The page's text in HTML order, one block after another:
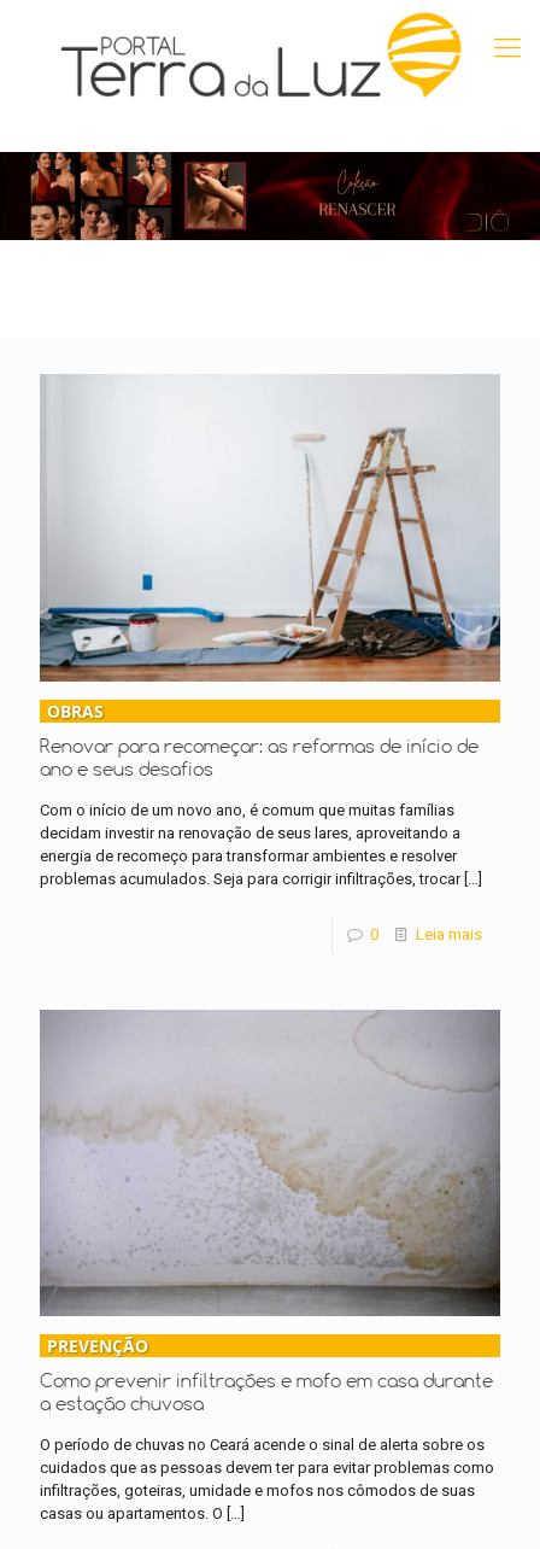
OBRAS
Renovar para recomeçar: as reformas de início de
ano e seus desafios
Com o início de um novo ano, é comum que muitas famílias
decidam investir na renovação de seus lares, aproveitando a
energia de recomeço para transformar ambientes e resolver
problemas acumulados. Seja para corrigir infiltrações, trocar[…]
0 Leia mais
PREVENÇÃO
Como prevenir infiltrações e mofo em casa durante
a estação chuvosa
O período de chuvas no Ceará acende o sinal de alerta sobre os
cuidados que as pessoas devem ter para evitar problemas como
infiltrações, goteiras, umidade e mofos nos cômodos de suas
casas ou apartamentos. O […]